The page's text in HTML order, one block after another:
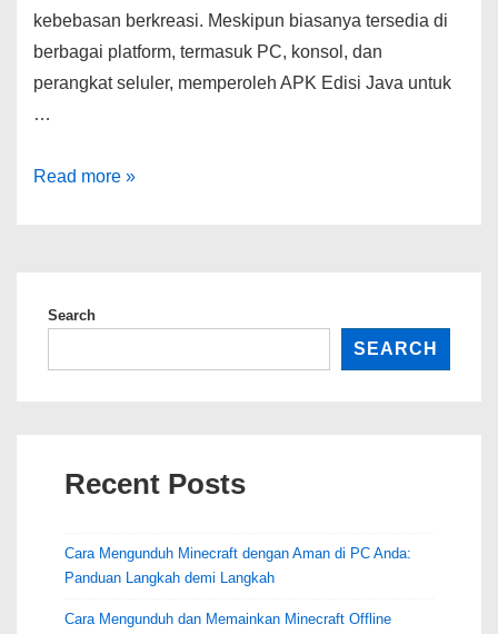
kebebasan berkreasi. Meskipun biasanya tersedia di
berbagai platform, termasuk PC, konsol, dan
perangkat seluler, memperoleh APK Edisi Java untuk
…
Cara
Java
Read more »
Search
SEARCH
Recent Posts
Cara Mengunduh Minecraft dengan Aman di PC Anda:
Panduan Langkah demi Langkah
Cara Mengunduh dan Memainkan Minecraft Offline